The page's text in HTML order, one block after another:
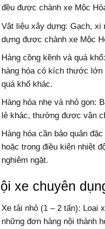
đều được chành xe Mộc
Vật liệu xây dựng: Gạch, xi
dựng được chành xe Mộc
Hàng cồng kềnh và quá
hàng hóa có kích thước lớn
quá khổ khác.
Hàng hóa nhẹ và nhỏ gọn:
lẻ khác, thường được vận
Hàng hóa cần bảo quản
hoặc trong điều kiện nhiệt
nghiêm ngặt.
xe chuyên
Xe tải nhỏ (1 – 2 tấn): Loại
những đơn hàng nội thành